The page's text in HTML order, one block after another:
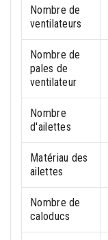
Nombre de
ventilateurs
Nombre de
pales de
ventilateur
Nombre
d'ailettes
Matériau des
ailettes
Nombre de
caloducs